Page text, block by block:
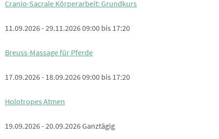
Cranio-Sacrale Körperarbeit: Grundkurs
11.09.2026 - 29.11.2026 09:00 bis 17:20
Breuss-Massage für Pferde
17.09.2026 - 18.09.2026 09:00 bis 17:20
Holotropes Atmen
19.09.2026 - 20.09.2026 Ganztägig